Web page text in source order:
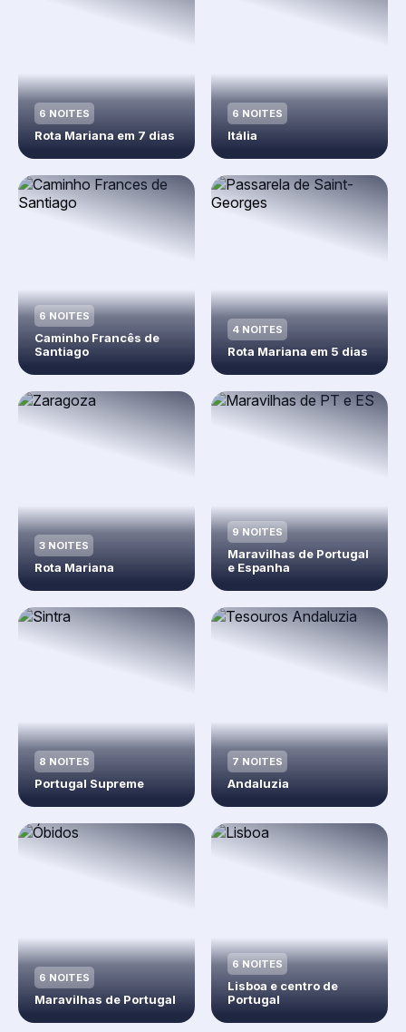
6 NOITES
Rota Mariana em 7 dias
6 NOITES
Itália
6 NOITES
Caminho Francês de
Santiago
4 NOITES
Rota Mariana em 5 dias
3 NOITES
Rota Mariana
9 NOITES
Maravilhas de Portugal
e Espanha
8 NOITES
Portugal Supreme
7 NOITES
Andaluzia
6 NOITES
Maravilhas de Portugal
6 NOITES
Lisboa e centro de
Portugal